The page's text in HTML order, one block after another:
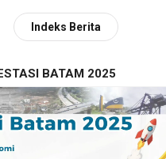
Indeks Berita
BATAM 2025